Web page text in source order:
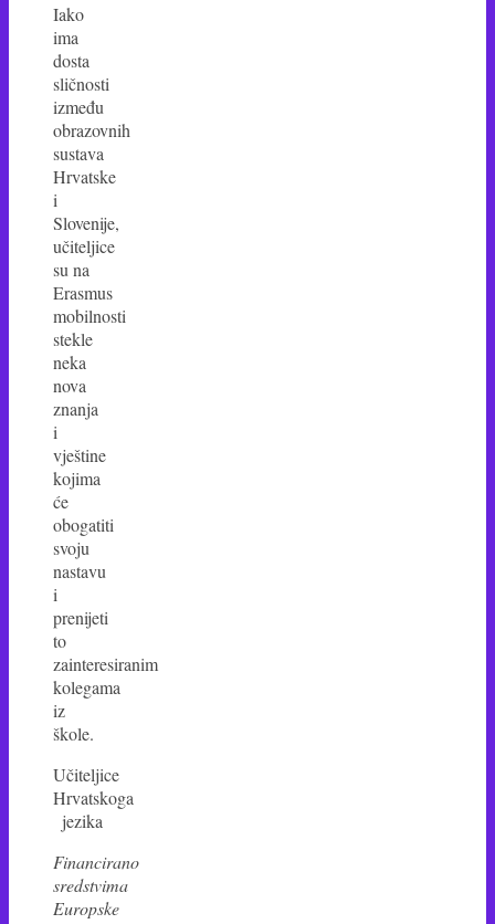
Iako
ima
dosta
sličnosti
između
obrazovnih
sustava
Hrvatske
i
Slovenije,
učiteljice
su na
Erasmus
mobilnosti
stekle
neka
nova
znanja
i
vještine
kojima
će
obogatiti
svoju
nastavu
i
prenijeti
to
zainteresiranim
kolegama
iz
škole.
Učiteljice
Hrvatskoga
jezika
Financirano
sredstvima
Europske